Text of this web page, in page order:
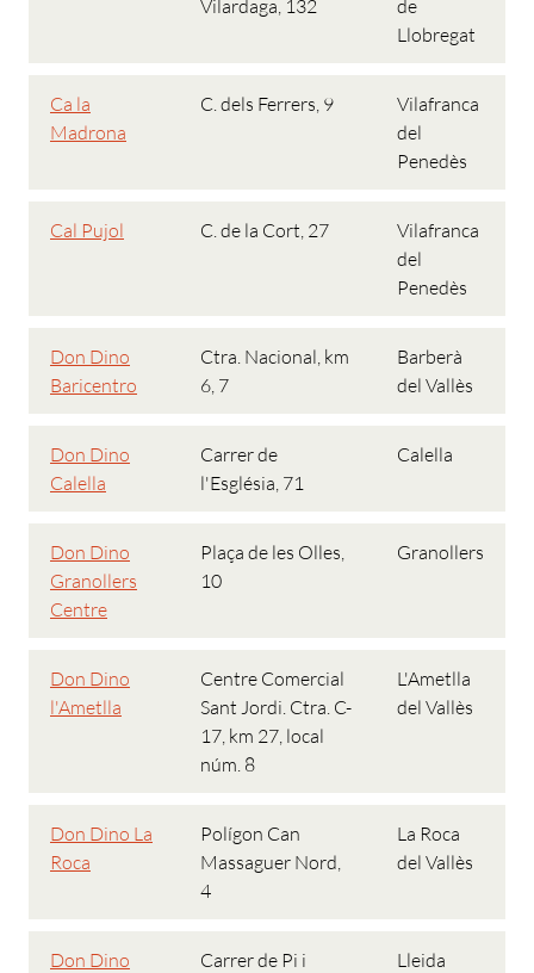
Vilardaga, 132
de
Llobregat
Ca la
Madrona
C. dels Ferrers, 9
Vilafranca
del
Penedès
Cal Pujol C. de la Cort, 27
Vilafranca
del
Penedès
Don Dino
Baricentro
Ctra. Nacional, km
6, 7
Barberà
del Vallès
Don Dino
Calella
Carrer de
l'Església, 71
Calella
Don Dino
Granollers
Centre
Plaça de les Olles,
10
Granollers
Don Dino
l'Ametlla
Centre Comercial
Sant Jordi. Ctra. C-
17, km 27, local
núm. 8
L'Ametlla
del Vallès
Don Dino La
Roca
Polígon Can
Massaguer Nord,
4
La Roca
del Vallès
Don Dino
Carrer de Pi i
Lleida